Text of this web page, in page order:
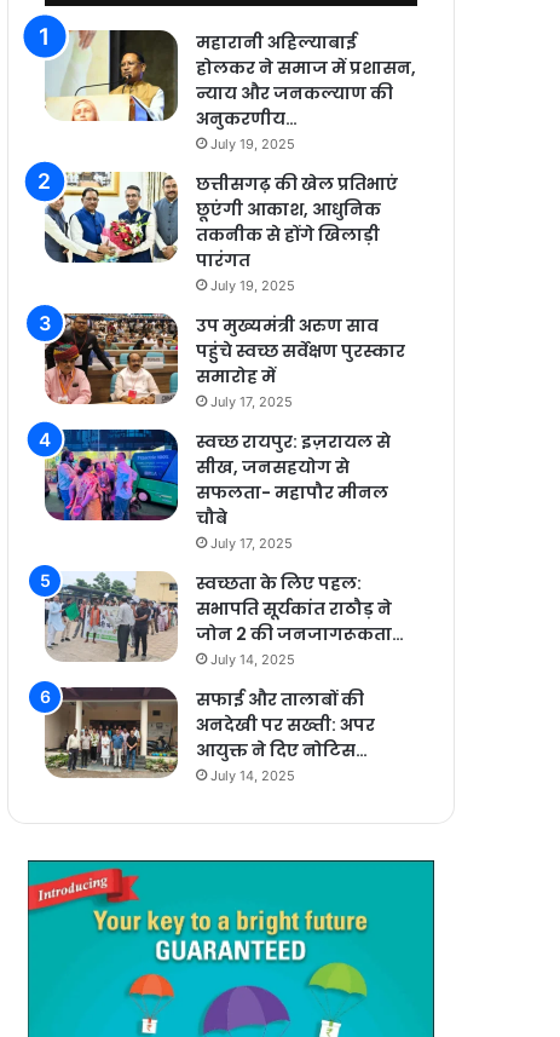
महारानी अहिल्याबाई
होलकर ने समाज में प्रशासन,
न्याय और जनकल्याण की
अनुकरणीय…
July 19, 2025
छत्तीसगढ़ की खेल प्रतिभाएं
छूएंगी आकाश, आधुनिक
तकनीक से होंगे खिलाड़ी
पारंगत
July 19, 2025
उप मुख्यमंत्री अरुण साव
पहुंचे स्वच्छ सर्वेक्षण पुरस्कार
समारोह में
July 17, 2025
स्वच्छ रायपुर: इज़रायल से
सीख, जनसहयोग से
सफलता- महापौर मीनल
चौबे
July 17, 2025
स्वच्छता के लिए पहल:
सभापति सूर्यकांत राठौड़ ने
जोन 2 की जनजागरूकता…
July 14, 2025
सफाई और तालाबों की
अनदेखी पर सख्ती: अपर
आयुक्त ने दिए नोटिस…
July 14, 2025